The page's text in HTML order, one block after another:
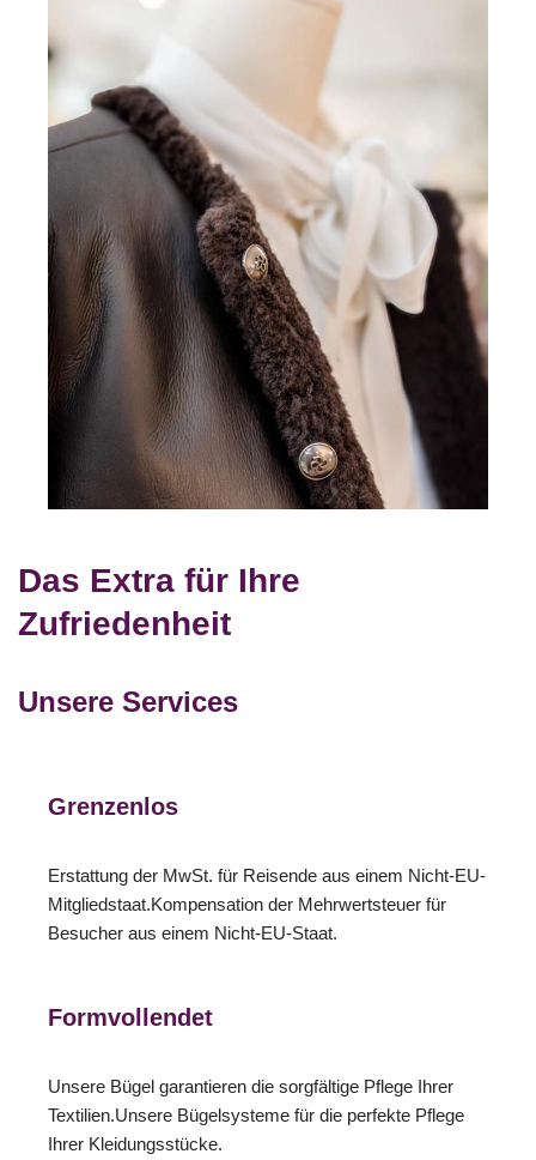
Das Extra für Ihre
Zufriedenheit
Unsere Services
Grenzenlos
Erstattung der MwSt. für Reisende aus einem Nicht-EU-
Mitgliedstaat.Kompensation der Mehrwertsteuer für
Besucher aus einem Nicht-EU-Staat.
Formvollendet
Unsere Bügel garantieren die sorgfältige Pflege Ihrer
Textilien.Unsere Bügelsysteme für die perfekte Pflege
Ihrer Kleidungsstücke.